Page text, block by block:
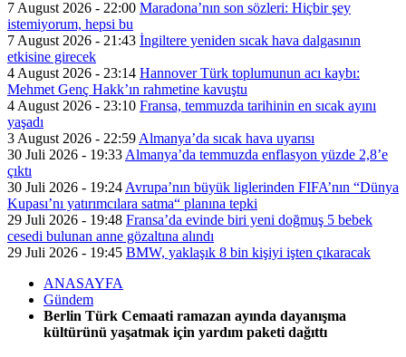
7 August 2026 - 22:00 Maradona’nın son sözleri: Hiçbir şey
istemiyorum, hepsi bu
7 August 2026 - 21:43 İngiltere yeniden sıcak hava dalgasının
etkisine girecek
4 August 2026 - 23:14 Hannover Türk toplumunun acı kaybı:
Mehmet Genç Hakk’ın rahmetine kavuştu
4 August 2026 - 23:10 Fransa, temmuzda tarihinin en sıcak ayını
yaşadı
3 August 2026 - 22:59 Almanya’da sıcak hava uyarısı
30 Juli 2026 - 19:33 Almanya’da temmuzda enflasyon yüzde 2,8’e
çıktı
30 Juli 2026 - 19:24 Avrupa’nın büyük liglerinden FIFA’nın “Dünya
Kupası’nı yatırımcılara satma“ planına tepki
29 Juli 2026 - 19:48 Fransa’da evinde biri yeni doğmuş 5 bebek
cesedi bulunan anne gözaltına alındı
29 Juli 2026 - 19:45 BMW, yaklaşık 8 bin kişiyi işten çıkaracak
ANASAYFA
Gündem
Berlin Türk Cemaati ramazan ayında dayanışma
kültürünü yaşatmak için yardım paketi dağıttı